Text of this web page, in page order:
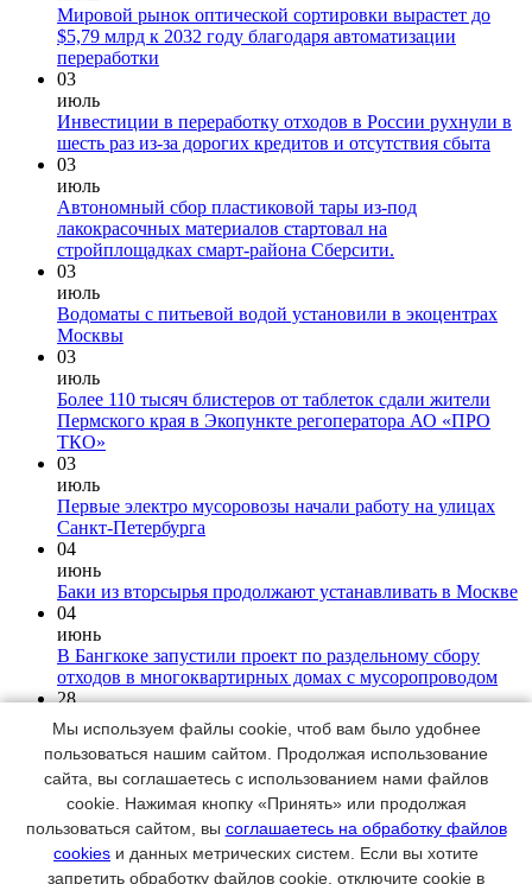
Мировой рынок оптической сортировки вырастет до
$5,79 млрд к 2032 году благодаря автоматизации
переработки
03
июль
Инвестиции в переработку отходов в России рухнули в
шесть раз из-за дорогих кредитов и отсутствия сбыта
03
июль
Автономный сбор пластиковой тары из-под
лакокрасочных материалов стартовал на
стройплощадках смарт-района Сберсити.
03
июль
Водоматы с питьевой водой установили в экоцентрах
Москвы
03
июль
Более 110 тысяч блистеров от таблеток сдали жители
Пермского края в Экопункте регоператора АО «ПРО
ТКО»
03
июль
Первые электро мусоровозы начали работу на улицах
Санкт-Петербурга
04
июнь
Баки из вторсырья продолжают устанавливать в Москве
04
июнь
В Бангкоке запустили проект по раздельному сбору
отходов в многоквартирных домах с мусоропроводом
28
мая
Нейросеть выявила большое количество пластикового
мусора в природном заповеднике Дагестана
28
мая
Качественное удобрение из общественного компостера в
Казани внесли под деревья в городских парках и
скверах города
Мы используем файлы cookie, чтоб вам было удобнее
пользоваться нашим сайтом. Продолжая использование
сайта, вы соглашаетесь с использованием нами файлов
cookie. Нажимая кнопку «Принять» или продолжая
пользоваться сайтом, вы соглашаетесь на обработку файлов
cookies и данных метрических систем. Если вы хотите
запретить обработку файлов cookie, отключите cookie в